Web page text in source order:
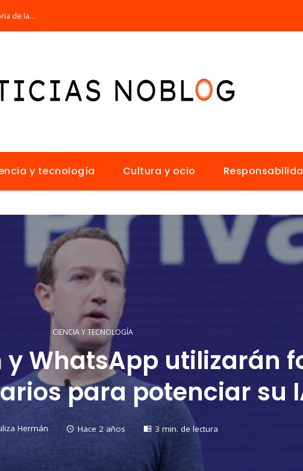
Las 15 misiones espaciales fundamentales en la historia de la humanidad
y tecnología Cultura y ocio
CIENCIA Y TECNOLOGÍA
WhatsApp utilizarán
para potenciar su
Hermán Hace 2 años 3 min. de lectura